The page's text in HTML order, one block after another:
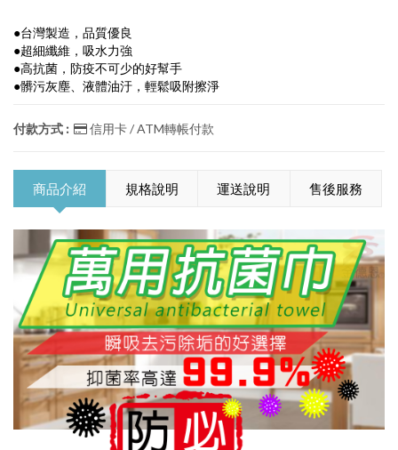
●台灣製造，品質優良
●超細纖維，吸水力強
●高抗菌，防疫不可少的好幫手
●髒污灰塵、液體油汙，輕鬆吸附擦淨
付款方式 : 信用卡 / ATM轉帳付款
商品介紹 規格說明 運送說明 售後服務